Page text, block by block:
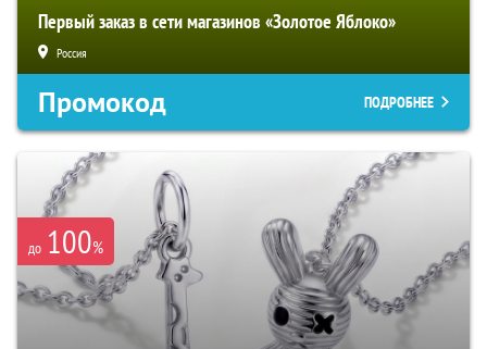
Первый заказ в сети магазинов «Золотое Яблоко»
Россия
Промокод ПОДРОБНЕЕ
до 100%